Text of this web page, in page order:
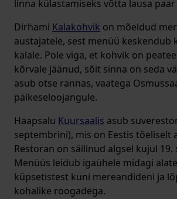
linna külastamiseks võtta lausa paar
Dirhami Kalakohvik on mõeldud
austajatele, sest menüü keskendub
kalale. Pole viga, et kohvik on
kõrvale jäänud, sõit sinna on seda
asub otse rannas, vaatega
päikeseloojangule.
Haapsalu Kuursaalis asub
septembrini), mis on Eestis tõeliselt
Restoran on säilinud algsel kujul 19.
Menüüs leidub igaühele midagi
küpsetistest kuni mereandideni ja
kohalike roogadega.